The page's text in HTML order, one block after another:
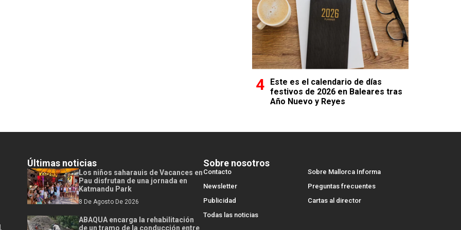
Este es el calendario de días
festivos de 2026 en Baleares tras
Año Nuevo y Reyes
Últimas noticias
Los niños saharauis de Vacances en
Pau disfrutan de una jornada en
Katmandu Park
8 De Agosto De 2026
ABAQUA encarga la rehabilitación
de un tramo de la conducción entre
Sobre nosotros
Contacto
Sobre Mallorca Informa
Newsletter
Preguntas frecuentes
Publicidad
Cartas al director
Todas las noticias